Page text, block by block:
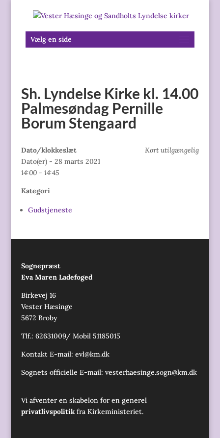
Vælg en side
Sh. Lyndelse Kirke kl. 14.00
Palmesøndag Pernille
Borum Stengaard
Kort utilgængelig
Dato/klokkeslæt
Dato(er) - 28 marts 2021
14:00 - 14:45
Kategori
Gudstjeneste
Sognepræst
Eva Maren Ladefoged
Birkevej 16
Vester Hæsinge
5672 Broby
Tlf.: 62631009/ Mobil 51185015
Kontakt E-mail: evl@km.dk
Sognets officielle E-mail: vesterhaesinge.sogn@km.dk
Vi afventer en skabelon for en generel
privatlivspolitikfra Kirkeministeriet.